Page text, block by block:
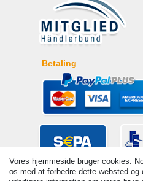
Betaling
Vores hjemmeside bruger cookies.
os med at forbedre dette websted